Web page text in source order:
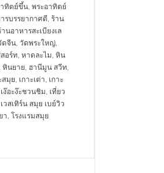
ทิตย์ขึ้น, พระอาทิตย์
รบรรยากาศดี, ร้าน
านอาหารสะเบียงเล
ดจีน, วัดพระใหญ่,
อร์ท, หาดละไม, หิน
หินยาย, ฮานีมูน สวีท,
สมุย, เกาะเต่า, เกาะ
เง๊อะง๊ะชวนชิม, เที่ยว
วสเทิร์น สมุย เบย์วิว
า, โรงแรมสมุย